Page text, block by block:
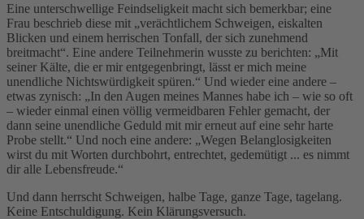
Eine unterschwellige Feindseligkeit macht sich bemerkbar; eine
Frau beschrieb diese mit „verächtlichem Schweigen, eiskalten
Blicken und einem herrischen Tonfall, der sich zunehmend
breitmacht“. Eine andere Teilnehmerin wusste zu berichten: „Mit
seiner Kälte, die er mir entgegenbringt, lässt er mich meine
unendliche Nichtswürdigkeit spüren.“ Und wieder eine andere –
etwas zynisch: „In den Augen meines Mannes habe ich – wie so oft
– wieder einmal einen völlig vermeidbaren Fehler gemacht, der
dann seine unendliche Geduld mit mir erneut auf eine sehr harte
Probe stellt.“ Und noch eine andere: „Wegen Belanglosigkeiten
wirst du mit Worten durchbohrt, entrechtet, gedemütigt ... es nimmt
dir alle Lebensfreude.“
Und dann herrscht Schweigen, halbe Tage, ganze Tage, tagelang.
Keine Entschuldigung. Kein Klärungsversuch.